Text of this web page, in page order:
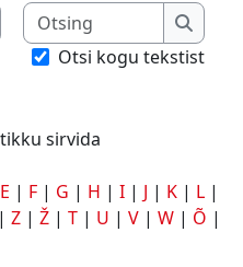
sirvida
Otsing
Otsing
Otsi kogu tekstist
sirvida
E | F | G | H | I | J | K | L |
| Z | Ž | T | U | V | W | Õ |